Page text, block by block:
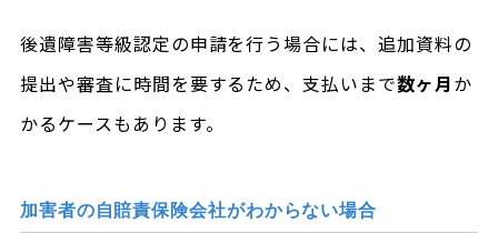
後遺障害等級認定の申請を行う場合には、追加資料の
提出や審査に時間を要するため、支払いまで数ヶ月か
かるケースもあります。
加害者の自賠責保険会社がわからない場合